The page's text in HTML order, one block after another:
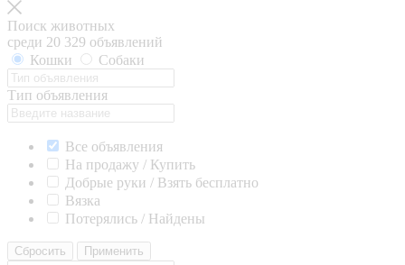
Поиск животных
среди 20 329 объявлений
Кошки
Собаки
Тип объявления
Все объявления
На продажу / Купить
Добрые руки / Взять бесплатно
Вязка
Потерялись / Найдены
Сбросить Применить